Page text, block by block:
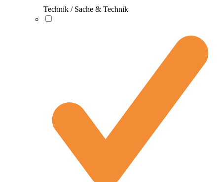
Technik / Sache & Technik